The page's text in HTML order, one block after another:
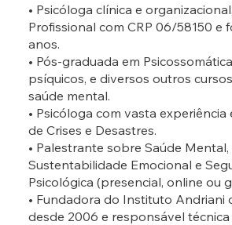
• Psicóloga clínica e
Profissional com CRP 06/58150 e
anos.
• Pós-graduada em
psíquicos, e diversos outros
saúde mental.
• Psicóloga com vasta
de Crises e Desastres.
• Palestrante sobre Saúde Mental,
Sustentabilidade Emocional e
Psicológica (presencial, online ou
• Fundadora do Instituto Andriani
desde 2006 e responsável